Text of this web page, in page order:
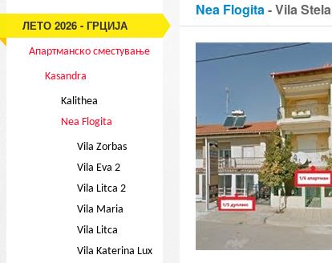
ЛЕТО 2026 - ГРЦИЈА
Апартманско сместување
Kasandra
Kalithea
Nea Flogita
Vila Zorbas
Vila Eva 2
Vila Litca 2
Vila Maria
Vila Litca
Vila Katerina Lux
Nea Flogita- Vila Stela